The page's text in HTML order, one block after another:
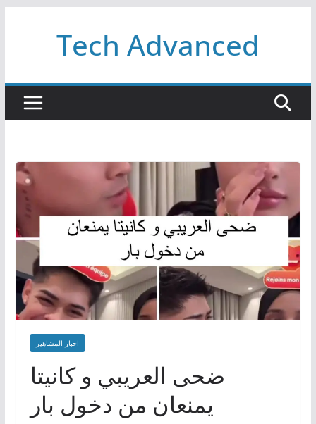
Tech Advanced
اخبار المشاهير
ضحى العريبي و كانيتا
يمنعان من دخول بار